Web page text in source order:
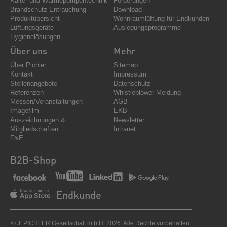
Brandschutz Entrauchung
Produktübersicht
Lüftungsgeräte
Hygienelösungen
Download
Wohnraumlüftung für Endkunden
Auslegungsprogramme
Über uns
Über Pichler
Kontakt
Stellenangebote
Referenzen
Messen/Veranstaltungen
Imagefilm
Auszeichnungen &
Mitgliedschaften
F&E
Mehr
Sitemap
Impressum
Datenschutz
Whistleblower-Meldung
AGB
EKB
Newsletter
Intranet
B2B-Shop
Endkunde
© J. PICHLER Gesellschaft m.b.H. 2026. Alle Rechte vorbehalten.